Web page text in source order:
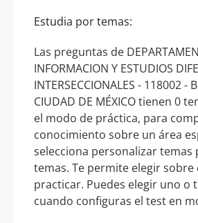
Estudia por temas:
Las preguntas de
INFORMACION Y ESTUDIOS
INTERSECCIONALES - 118002 -
CIUDAD DE MÉXICO tienen 0
el modo de práctica, para
conocimiento sobre un área
selecciona personalizar
temas. Te permite elegir
practicar. Puedes elegir uno o
cuando configuras el test en